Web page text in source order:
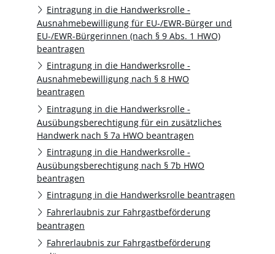
Eintragung in die Handwerksrolle -
Ausnahmebewilligung für EU-/EWR-Bürger und
EU-/EWR-Bürgerinnen (nach § 9 Abs. 1 HWO)
beantragen
Eintragung in die Handwerksrolle -
Ausnahmebewilligung nach § 8 HWO
beantragen
Eintragung in die Handwerksrolle -
Ausübungsberechtigung für ein zusätzliches
Handwerk nach § 7a HWO beantragen
Eintragung in die Handwerksrolle -
Ausübungsberechtigung nach § 7b HWO
beantragen
Eintragung in die Handwerksrolle beantragen
Fahrerlaubnis zur Fahrgastbeförderung
beantragen
Fahrerlaubnis zur Fahrgastbeförderung